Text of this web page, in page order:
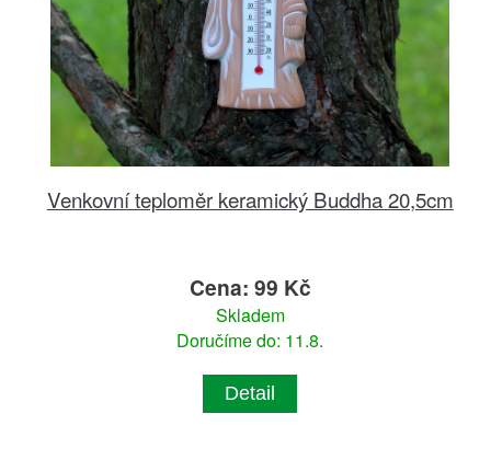
Venkovní teploměr keramický Buddha 20,5cm
Cena: 99 Kč
Skladem
Doručíme do: 11.8.
Detail